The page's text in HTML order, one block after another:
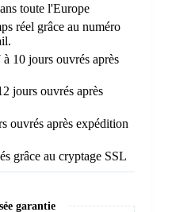
toute l'Europe
réel grâce au numéro
10 jours ouvrés après
jours ouvrés après
ouvrés après expédition
grâce au cryptage SSL
garantie